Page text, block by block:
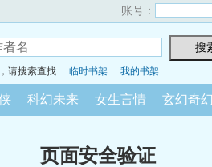
账号：
请搜索查找 临时书架 我的书架
科幻未来 女生言情 玄幻奇幻
页面安全验证